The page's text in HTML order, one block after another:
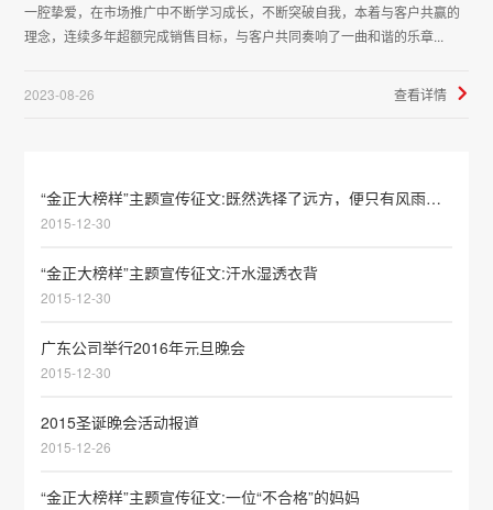
一腔挚爱，在市场推广中不断学习成长，不断突破自我，本着与客户共赢的
理念，连续多年超额完成销售目标，与客户共同奏响了一曲和谐的乐章...
2023-08-26 查看详情
“金正大榜样”主题宣传征文:既然选择了远方，便只有风雨兼程
2015-12-30
“金正大榜样”主题宣传征文:汗水湿透衣背
2015-12-30
广东公司举行2016年元旦晚会
2015-12-30
2015圣诞晚会活动报道
2015-12-26
“金正大榜样”主题宣传征文:一位“不合格”的妈妈